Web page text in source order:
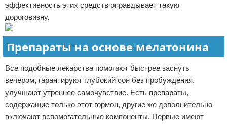
эффективность этих средств оправдывает такую
дороговизну.
Препараты на основе мелатонина
Все подобные лекарства помогают быстрее заснуть
вечером, гарантируют глубокий сон без пробуждения,
улучшают утреннее самочувствие. Есть препараты,
содержащие только этот гормон, другие же дополнительно
включают вспомогательные компоненты. Первые имеют